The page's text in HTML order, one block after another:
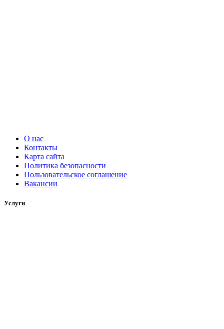
О нас
Контакты
Карта сайта
Политика безопасности
Пользовательское соглашение
Вакансии
Услуги